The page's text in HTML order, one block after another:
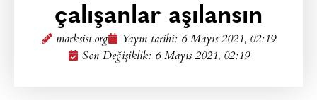
çalışanlar aşılansın
marksist.org Yayın tarihi: 6 Mayıs 2021, 02:19
Son Değişiklik: 6 Mayıs 2021, 02:19